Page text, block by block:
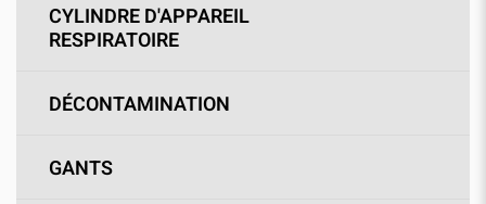
CYLINDRE D'APPAREIL
RESPIRATOIRE
DÉCONTAMINATION
GANTS